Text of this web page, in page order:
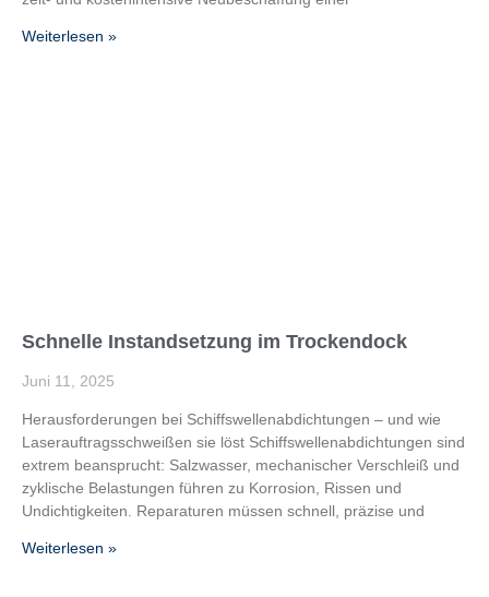
Weiterlesen »
Schnelle Instandsetzung im Trockendock
Juni 11, 2025
Herausforderungen bei Schiffs­wellen­abdichtungen – und wie
Laserauftrags­schweißen sie löst Schiffswellenabdichtungen sind
extrem beansprucht: Salzwasser, mechanischer Verschleiß und
zyklische Belastungen führen zu Korrosion, Rissen und
Undichtigkeiten. Reparaturen müssen schnell, präzise und
Weiterlesen »